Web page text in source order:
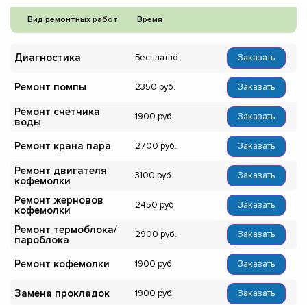
Вид ремонтных работ Время
Диагностика Бесплатно Заказать
Ремонт помпы 2350 Заказать
Ремонт счетчика
воды
1900 Заказать
Ремонт крана пара 2700 Заказать
Ремонт двигателя
кофемолки
3100 Заказать
Ремонт жерновов
кофемолки
2450 Заказать
Ремонт термоблока/
пароблока
2900 Заказать
Ремонт кофемолки 1900 Заказать
Замена прокладок 1900 Заказать